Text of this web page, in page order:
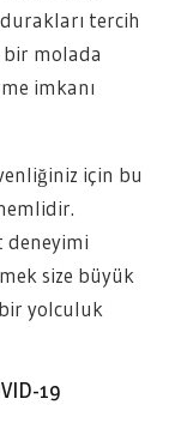
tercih
molada
imkanı
için bu
deneyimi
size büyük
yolculuk
19